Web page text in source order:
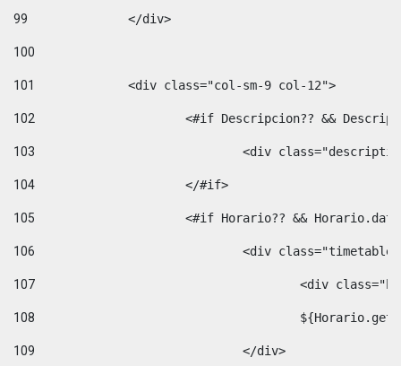
99
100
101
102
<#if Descripcion?? &&
103
<div
104
			</#if>
105
<#if Horario?? &&
106
<div
107
<div
108
109
				</div>